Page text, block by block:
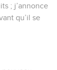
; j’annonce
qu’il se